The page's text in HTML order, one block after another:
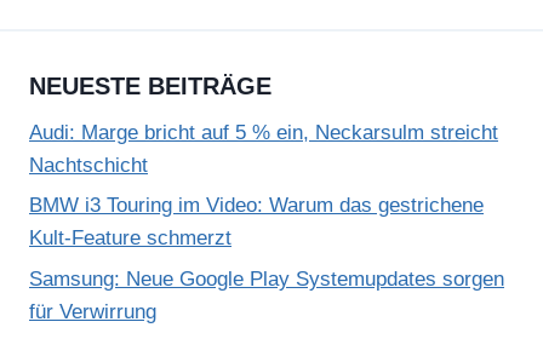
NEUESTE BEITRÄGE
Audi: Marge bricht auf 5 % ein, Neckarsulm streicht
Nachtschicht
BMW i3 Touring im Video: Warum das gestrichene
Kult-Feature schmerzt
Samsung: Neue Google Play Systemupdates sorgen
für Verwirrung